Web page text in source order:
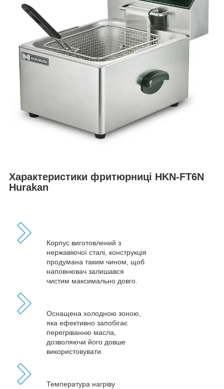
Характеристики фритюрниці HKN-FT6N
Hurakan
Корпус виготовлений з
нержавіючої сталі, конструкція
продумана таким чином, щоб
наповнювач залишався
чистим максимально довго.
Оснащена холодною зоною,
яка ефективно запобігає
перегріванню масла,
дозволяючи його довше
використовувати.
Температура нагріву